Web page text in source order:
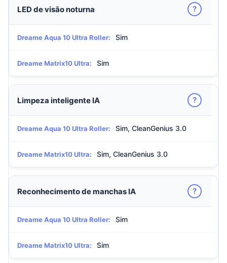
LED de visão noturna ?
Dreame Aqua 10 Ultra Roller: Sim
Dreame Matrix10 Ultra: Sim
Limpeza inteligente IA ?
Dreame Aqua 10 Ultra Roller: Sim, CleanGenius 3.0
Dreame Matrix10 Ultra: Sim, CleanGenius 3.0
Reconhecimento de manchas IA ?
Dreame Aqua 10 Ultra Roller: Sim
Dreame Matrix10 Ultra: Sim